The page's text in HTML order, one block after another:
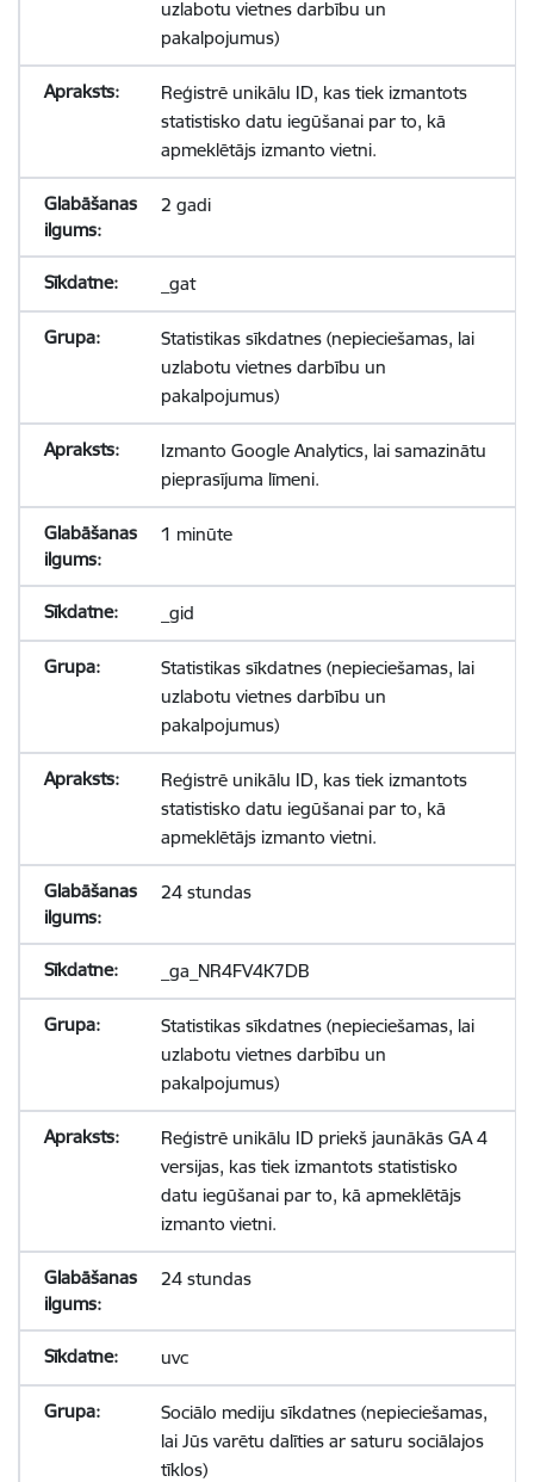
uzlabotu vietnes darbību un
pakalpojumus)
Reģistrē unikālu ID, kas tiek izmantots
statistisko datu iegūšanai par to, kā
apmeklētājs izmanto vietni.
2 gadi
_gat
Statistikas sīkdatnes (nepieciešamas, lai
uzlabotu vietnes darbību un
pakalpojumus)
Izmanto Google Analytics, lai samazinātu
pieprasījuma līmeni.
1 minūte
_gid
Statistikas sīkdatnes (nepieciešamas, lai
uzlabotu vietnes darbību un
pakalpojumus)
Reģistrē unikālu ID, kas tiek izmantots
statistisko datu iegūšanai par to, kā
apmeklētājs izmanto vietni.
24 stundas
_ga_NR4FV4K7DB
Statistikas sīkdatnes (nepieciešamas, lai
uzlabotu vietnes darbību un
pakalpojumus)
Reģistrē unikālu ID priekš jaunākās GA 4
versijas, kas tiek izmantots statistisko
datu iegūšanai par to, kā apmeklētājs
izmanto vietni.
24 stundas
uvc
Sociālo mediju sīkdatnes (nepieciešamas,
lai Jūs varētu dalīties ar saturu sociālajos
tīklos)